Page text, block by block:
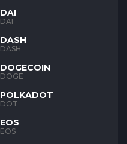
DAI
DAI
DASH
DASH
DOGECOIN
DOGE
POLKADOT
DOT
EOS
EOS